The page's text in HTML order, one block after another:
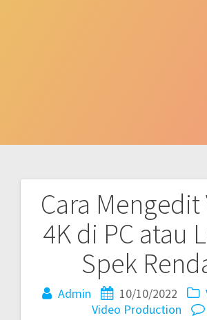
Cara
4K di PC atau
Spek
Admin 10/10/2022
Video Production
Post
navigation